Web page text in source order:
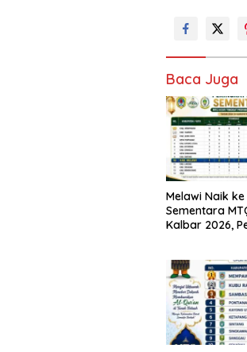
Baca Juga
Melawi Naik
Sementara
Kalbar 2026,